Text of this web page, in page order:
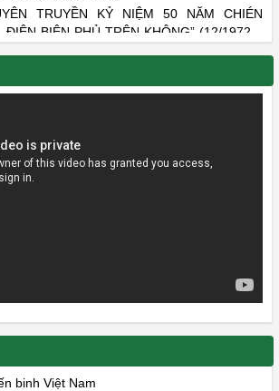
TRUYỀN KỶ NIỆM 50 NĂM CHIÉN
ĐIỆN BIÊN PHỦ TRÊN KHÔNG” (12/1972 –
SĨ CÒN THIẾU THÔNG TIN - PHẦN 22 VÀ
binh Việt Nam